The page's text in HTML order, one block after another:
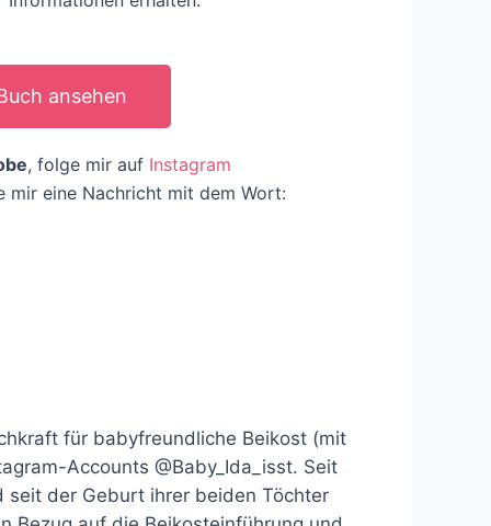
ansehen
, folge mir auf Instagram
mir eine Nachricht mit dem Wort:
für babyfreundliche Beikost (mit
Accounts @Baby_Ida_isst. Seit
seit der Geburt ihrer beiden Töchter